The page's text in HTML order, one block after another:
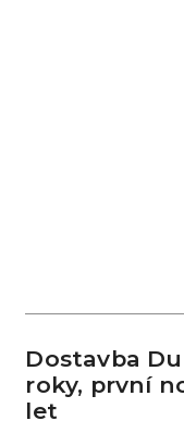
Dostavba
roky, první
let